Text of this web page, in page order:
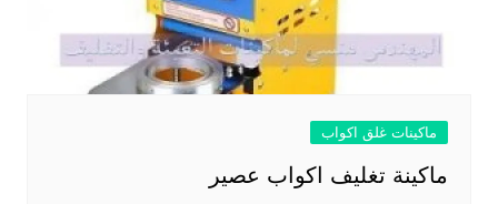
ماكينات غلق اكواب
ماكينة تغليف اكواب عصير